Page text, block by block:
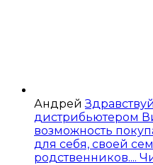
Андрей
дистрибьютером
возможность
для себя, своей
родственников....